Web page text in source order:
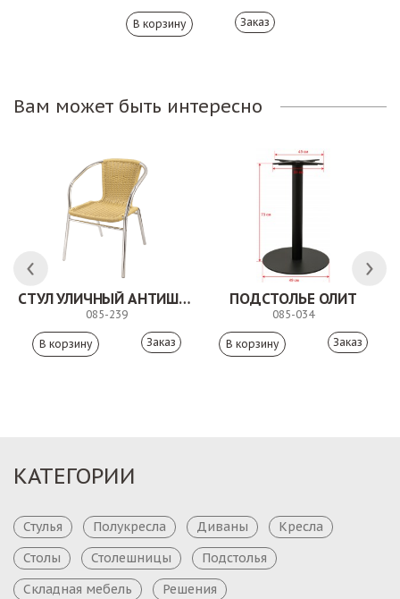
Заказ
Вам может быть интересно
СТУЛ УЛИЧНЫЙ АНТИШОН
085-239
Заказ
ПОДСТОЛЬЕ ОЛИТ
085-034
Заказ
КАТЕГОРИИ
Стулья Полукресла Диваны
Кресла
Столы
Столешницы
Подстолья
Складная мебель
Решения